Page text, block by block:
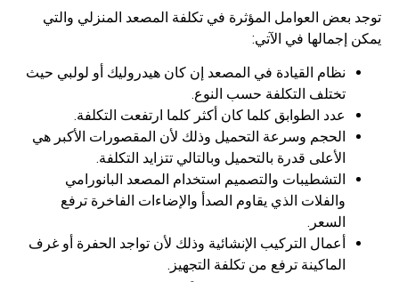
العوامل المؤثرة في تكلفة المصعد المنزلي والتي
في الآتي:
نظام القيادة في المصعد إن كان هيدروليك أو لولبي حيث
تختلف التكلفة حسب النوع.
عدد الطوابق كلما كان أكثر كلما ارتفعت التكلفة.
الحجم وسرعة التحميل وذلك لأن المقصورات الأكبر هي
الأعلى قدرة بالتحميل وبالتالي تتزايد التكلفة.
التشطيبات والتصميم استخدام المصعد البانورامي
والفلات الذي يقاوم الصدأ والإضاءات الفاخرة ترفع
أعمال التركيب الإنشائية وذلك لأن تواجد الحفرة أو غرف
الماكينة ترفع من تكلفة التجهيز.